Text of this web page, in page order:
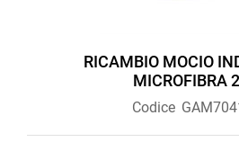
RICAMBIO MOCIO
MICROFIBRA
Codice